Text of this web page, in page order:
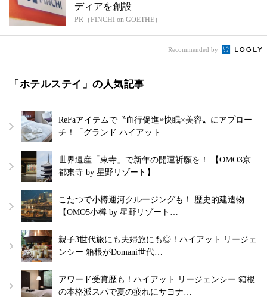
ディアを創設
PR（FINCHI on GOETHE）
Recommended by
「ホテルステイ」の人気記事
ReFaアイテムで〝血行促進×快眠×美容〟にアプロー
チ！「グランド ハイアット …
世界遺産「東寺」で新年の開運祈願を！ 【OMO3京
都東寺 by 星野リゾート】
こたつで小樽運河クルージングも！ 歴史的建造物
【OMO5小樽 by 星野リゾート…
親子3世代旅にも夫婦旅にも◎！ハイアット リージェ
ンシー 箱根がDomani世代…
アワード受賞歴も！ハイアット リージェンシー 箱根
の本格派スパで夏の疲れにサヨナ…